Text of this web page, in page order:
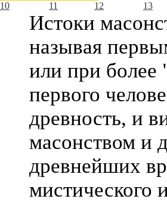
10 11 12 13
Истоки
называя
или при
первого
древность, и
масонством и
древнейших
мистического